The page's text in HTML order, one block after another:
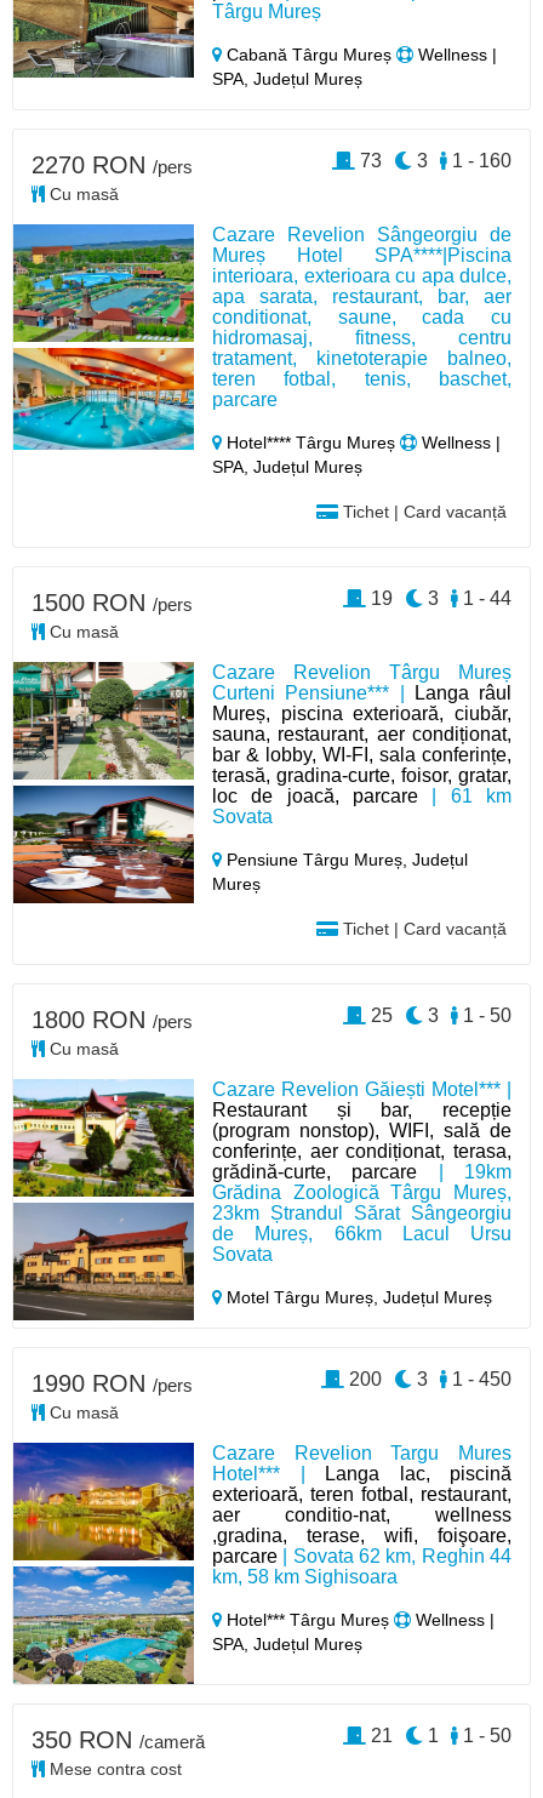
Târgu Mureș
Cabană Târgu Mureș
Wellness |
SPA, Județul Mureș
Cazare Revelion Sângeorgiu de
Mureș Hotel SPA****|Piscina
interioara, exterioara cu apa dulce,
apa sarata, restaurant, bar, aer
conditionat, saune, cada cu
hidromasaj, fitness, centru
tratament, kinetoterapie balneo,
teren fotbal, tenis, baschet,
parcare
Hotel**** Târgu Mureș
Wellness |
SPA, Județul Mureș
Tichet | Card vacanță
2270 RON /pers
Cu masă
1 - 160
3
73
Cazare Revelion Târgu Mureș
Curteni Pensiune*** |
Langa râul
Mureș, piscina exterioară, ciubăr,
sauna, restaurant, aer condiționat,
bar & lobby, WI-FI, sala conferințe,
terasă, gradina-curte, foisor, gratar,
loc de joacă, parcare | 61 km
Sovata
Pensiune Târgu Mureș,Județul
Mureș
Tichet | Card vacanță
1500 RON /pers
Cu masă
1 - 44
3
19
Cazare Revelion Găiești Motel*** |
Restaurant și bar, recepție
(program nonstop), WIFI, sală de
conferințe, aer condiționat, terasa,
grădină-curte, parcare | 19km
Grădina Zoologică Târgu Mureș,
23km Ștrandul Sărat Sângeorgiu
de Mureș, 66km Lacul Ursu
Sovata
Motel Târgu Mureș,Județul Mureș
1800 RON /pers
Cu masă
1 - 50
3
25
Cazare Revelion Targu Mures
Hotel*** |
Langa lac, piscină
exterioară, teren fotbal, restaurant,
aer conditio-nat, wellness
,gradina, terase, wifi, foişoare,
parcare | Sovata 62 km, Reghin 44
km, 58 km Sighisoara
Hotel*** Târgu Mureș
Wellness |
SPA, Județul Mureș
1990 RON /pers
Cu masă
1 - 450
3
200
350 RON /cameră
Mese contra cost
1 - 50
1
21